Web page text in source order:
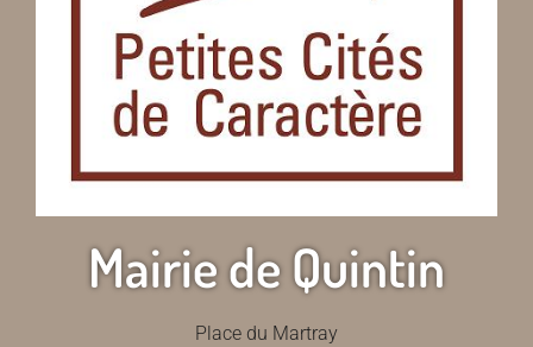
Mairie de Quintin
Place du Martray